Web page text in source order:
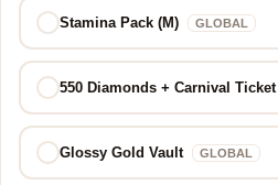
Stamina Pack (M) GLOBAL
550 Diamonds + Carnival Ticket
Glossy Gold Vault GLOBAL